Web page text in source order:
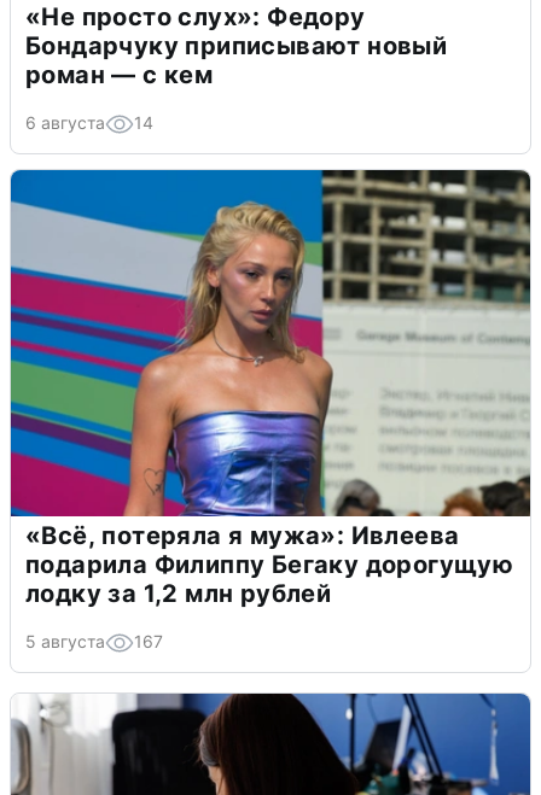
«Не просто слух»: Федору
Бондарчуку приписывают новый
роман — с кем
6 августа 14
«Всё, потеряла я мужа»: Ивлеева
подарила Филиппу Бегаку дорогущую
лодку за 1,2 млн рублей
5 августа 167